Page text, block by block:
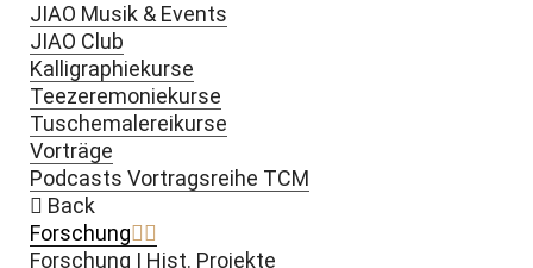
JIAO Musik & Events
JIAO Club
Kalligraphiekurse
Teezeremoniekurse
Tuschemalereikurse
Vorträge
Podcasts Vortragsreihe TCM
Back
Forschung
Forschung | Hist. Projekte